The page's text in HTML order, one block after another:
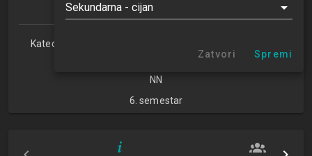
Studijski centar Zabok
Katedra za teorijske i primijenjene osnove informacijskih
NN
6. semestar
Sekundarna - cijan
Zatvori Spremi